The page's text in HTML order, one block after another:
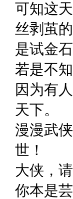
可知这
丝剥茧
是试金
若是不
因为有
天下。
漫漫武
世！
大侠，
你本是